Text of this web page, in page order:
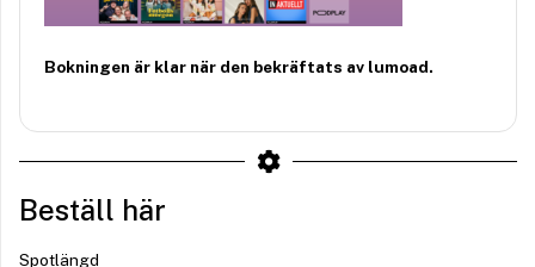
Bokningen är klar när den bekräftats av lumoad.
Beställ här
Spotlängd